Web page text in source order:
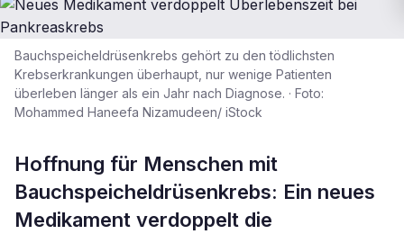
GESUNDHEIT & MEDIZIN
Neues Medikament verdoppelt
Überlebenszeit bei Pankreaskrebs
Bauchspeicheldrüsenkrebs gehört zu den tödlichsten
Krebserkrankungen überhaupt, nur wenige Patienten
überleben länger als ein Jahr nach Diagnose. · Foto:
Mohammed Haneefa Nizamudeen/ iStock
Hoffnung für Menschen mit
Bauchspeicheldrüsenkrebs: Ein neues
Medikament verdoppelt die